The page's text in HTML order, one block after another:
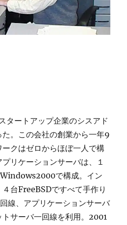
タートアップ企業のシスアド
。この会社の創業から一年9
クはゼロからほぼ一人で構
リケーションサーバは、１
で構成。イン
台FreeBSDですべて手作り
線、アプリケーションサーバ
サーバ一回線を利用。2001